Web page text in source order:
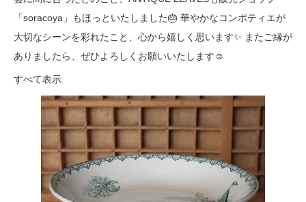
「soracoya」もほっといたしました🎂 華やかなコンポティエが
大切なシーンを彩れたこと、心から嬉しく思います✨ またご縁が
ありましたら、ぜひよろしくお願いいたします☺️
すべて表示